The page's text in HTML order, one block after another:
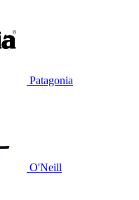
Patagonia
O'Neill